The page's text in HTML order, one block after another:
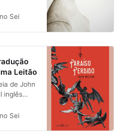
ao
dar
Sei
Leitão
de John
inglês
Sei